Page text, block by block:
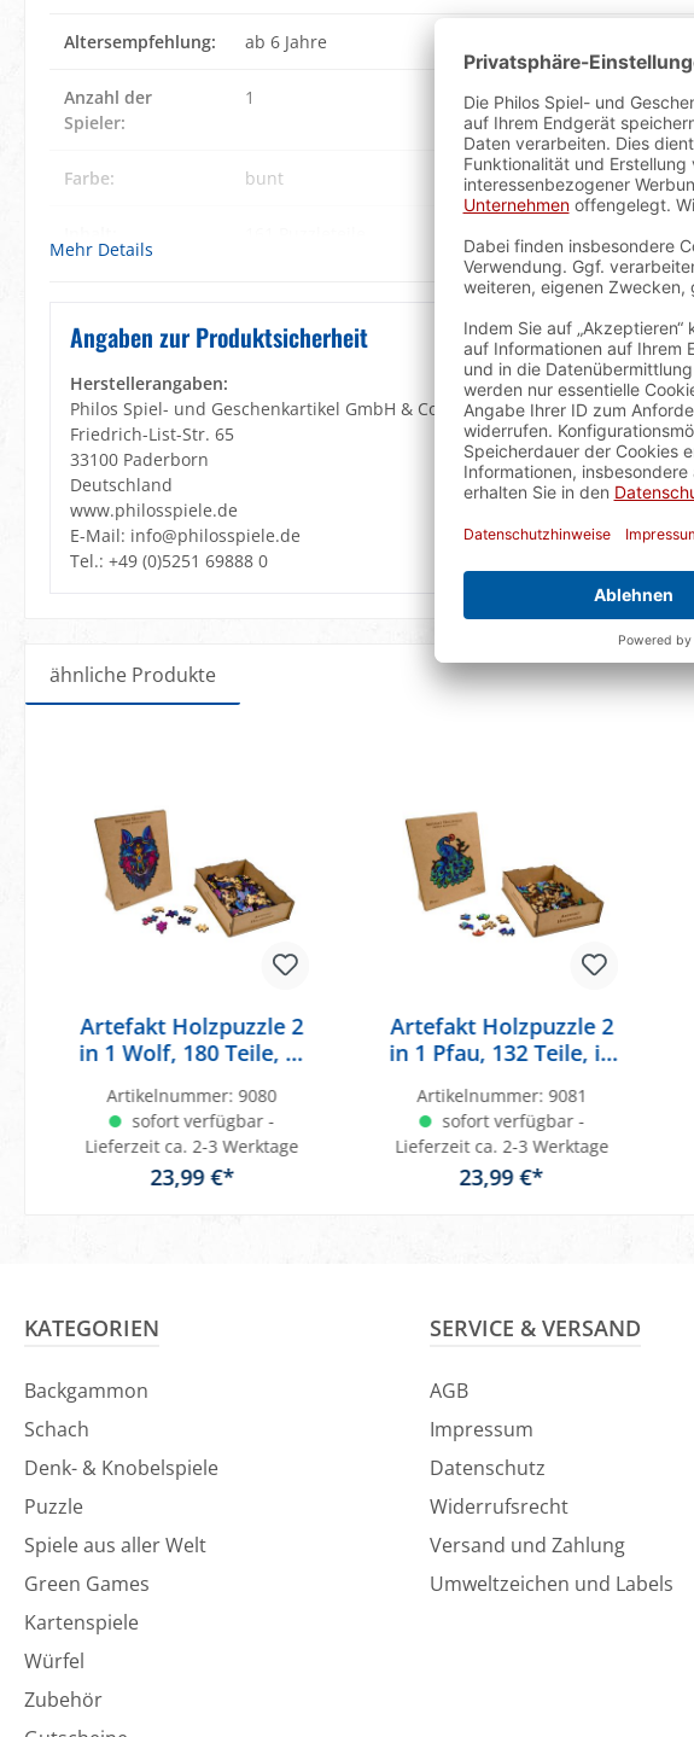
Altersempfehlung: ab 6 Jahre
Anzahl der
Spieler:
1
Farbe: bunt
, Motorik, Visuelles Denken
Material: Holz
Spieldauer: 60 min.
Verpackung: Philos magnetische Klappschachtel
Warnhinweis:
3 Jahren geeignet! Erstickungsgefahr.
Mehr Details
Angaben zur Produktsicherheit
Herstellerangaben:
Philos Spiel- und Geschenkartikel GmbH & Co. KG
Friedrich-List-Str. 65
33100 Paderborn
Deutschland
www.philosspiele.de
E-Mail: info@philosspiele.de
Tel.: +49 (0)5251 69888 0
ähnliche Produkte
Artefakt Holzpuzzle 2
in 1 Wolf, 180 Teile, in
Artikelnummer:9080
sofort verfügbar -
Lieferzeit ca. 2-3 Werktage
23,99 €*
Artefakt Holzpuzzle 2
in 1 Pfau, 132 Teile, in
Artikelnummer: 9081
sofort verfügbar -
Lieferzeit ca. 2-3 Werktage
23,99 €*
KATEGORIEN
Backgammon
Schach
Denk- & Knobelspiele
Puzzle
Spiele aus aller Welt
Green Games
Kartenspiele
Würfel
Zubehör
SERVICE & VERSAND
AGB
Impressum
Datenschutz
Widerrufsrecht
Versand und Zahlung
Umweltzeichen und Labels